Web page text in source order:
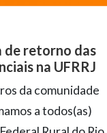
de retorno das
na UFRRJ
da comunidade
a todos(as)